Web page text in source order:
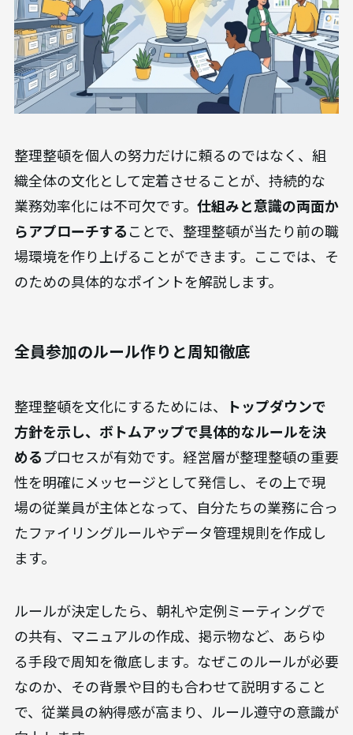
AX CAMP 無料資料
無料でダウンロードする >>
整理整頓を組織文化として定着させるため
のポイント
整理整頓を個人の努力だけに頼るのではなく、組
織全体の文化として定着させることが、持続的な
業務効率化には不可欠です。 仕組みと意識の両面か
らアプローチする
ことで、整理整頓が当たり前の職
場環境を作り上げることができます。ここでは、そ
全員参加のルール作りと周知徹底
整理整頓を文化にするためには、
トップダウンで